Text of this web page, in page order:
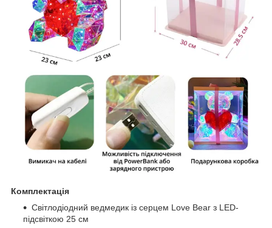
Комплектація
Світлодіодний ведмедик із серцем Love Bear з LED-
підсвіткою 25 см